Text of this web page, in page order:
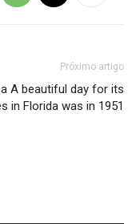
Próximo artigo
a A beautiful day for its
in Florida was in 1951